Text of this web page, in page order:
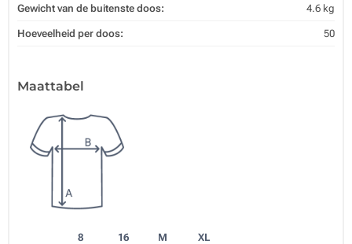
Gewicht van de buitenste doos: 4.6 kg
Hoeveelheid per doos: 50
Maattabel
8 16 M
XL